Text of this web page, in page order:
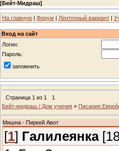
[Бейт-Мидраш]
На главную | Форум | Ленточный вариант |
Вход на сайт
Логин:
Пароль:
запомнить
Страница 1 из 1
1
Бейт-мидраш / Дом учения » Писания
Мишна - Пиркей Авот
[1] Галилеянка